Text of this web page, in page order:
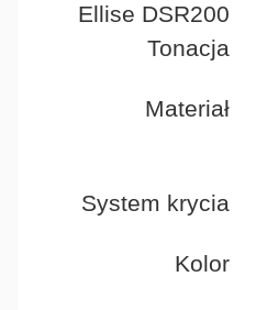
Ellise DSR200
Tonacja
Materiał
System krycia
Kolor